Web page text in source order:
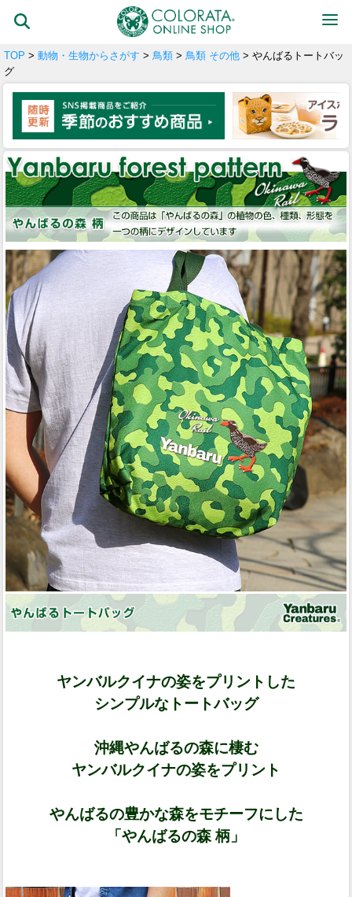
TOP > 動物・生物からさがす > 鳥類 > 鳥類 その他 > やんばるトートバッ
グ
ヤンバルクイナの姿をプリントした
シンプルなトートバッグ
沖縄やんばるの森に棲む
ヤンバルクイナの姿をプリント
やんばるの豊かな森をモチーフにした
「やんばるの森 柄」